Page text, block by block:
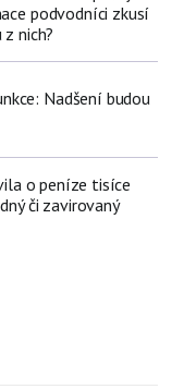
podvodníci zkusí
nich?
Nadšení budou
o peníze tisíce
či zavirovaný